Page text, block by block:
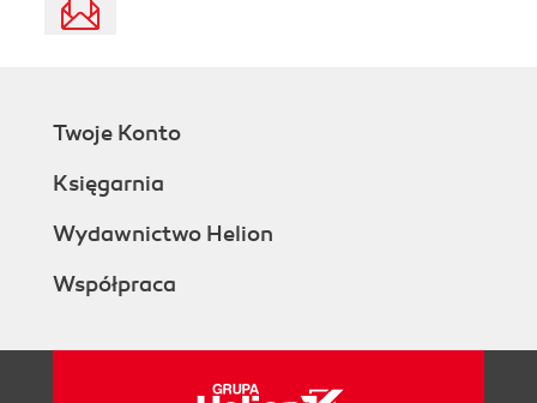
Twoje Konto
Księgarnia
Wydawnictwo Helion
Współpraca